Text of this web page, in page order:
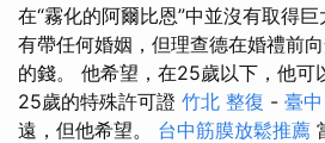
在“霧化的阿爾比恩”中並沒有取得
有帶任何婚姻，但理查德在婚禮前
的錢。 他希望，在25歲以下，他可
25歲的特殊許可證 竹北 整復 - 臺
遠，但他希望。 台中筋膜放鬆推薦